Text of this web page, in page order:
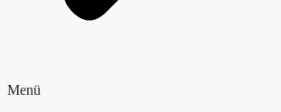
Menü